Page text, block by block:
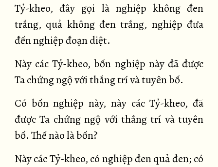
Tỷ-kheo, đây gọi là nghiệp không đen
trắng, quả không đen trắng, nghiệp đưa
đến nghiệp đoạn diệt.
Này các Tỷ-kheo, bốn nghiệp này đã được
Ta chứng ngộ với thắng trí và tuyên bố.
Có bốn nghiệp này, này các Tỷ-kheo, đã
được Ta chứng ngộ với thắng trí và tuyên
bố. Thế nào là bốn?
Này các Tỷ-kheo, có nghiệp đen quả đen; có